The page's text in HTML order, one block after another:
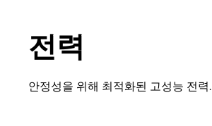
전력
안정성을 위해 최적화된 고성능 전력.